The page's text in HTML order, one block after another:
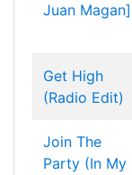
Juan Magan]
Get High
(Radio Edit)
Join The
Party (In My